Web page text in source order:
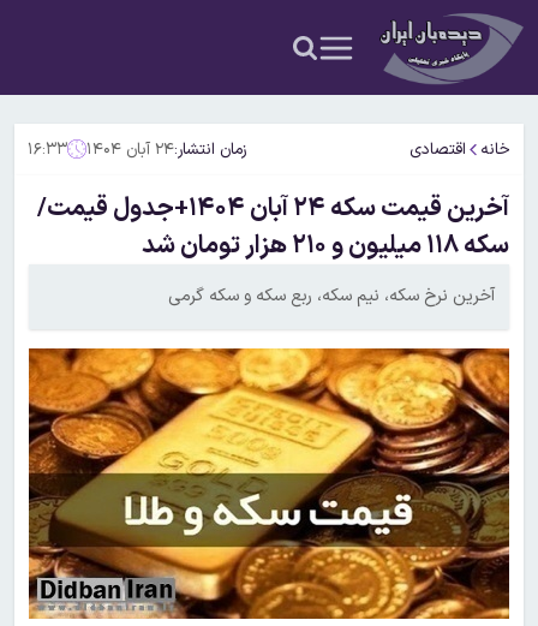
خانه اقتصادی زمان انتشار:۲۴ آبان ۱۴۰۴ ۱۶:۳۳
آخرین قیمت سکه ۲۴ آبان ۱۴۰۴+جدول قیمت/
سکه ۱۱۸ میلیون و ۲۱۰ هزار تومان شد
آخرین نرخ سکه، نیم سکه، ربع سکه و سکه گرمی